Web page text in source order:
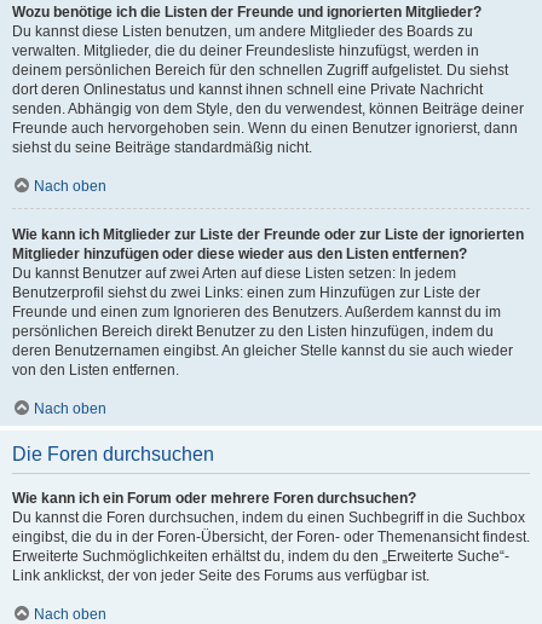
Wozu benötige ich die Listen der Freunde und ignorierten Mitglieder?
Du kannst diese Listen benutzen, um andere Mitglieder des Boards zu
verwalten. Mitglieder, die du deiner Freundesliste hinzufügst, werden in
deinem persönlichen Bereich für den schnellen Zugriff aufgelistet. Du siehst
dort deren Onlinestatus und kannst ihnen schnell eine Private Nachricht
senden. Abhängig von dem Style, den du verwendest, können Beiträge deiner
Freunde auch hervorgehoben sein. Wenn du einen Benutzer ignorierst, dann
siehst du seine Beiträge standardmäßig nicht.
Nach oben
Wie kann ich Mitglieder zur Liste der Freunde oder zur Liste der ignorierten
Mitglieder hinzufügen oder diese wieder aus den Listen entfernen?
Du kannst Benutzer auf zwei Arten auf diese Listen setzen: In jedem
Benutzerprofil siehst du zwei Links: einen zum Hinzufügen zur Liste der
Freunde und einen zum Ignorieren des Benutzers. Außerdem kannst du im
persönlichen Bereich direkt Benutzer zu den Listen hinzufügen, indem du
deren Benutzernamen eingibst. An gleicher Stelle kannst du sie auch wieder
von den Listen entfernen.
Nach oben
Die Foren durchsuchen
Wie kann ich ein Forum oder mehrere Foren durchsuchen?
Du kannst die Foren durchsuchen, indem du einen Suchbegriff in die Suchbox
eingibst, die du in der Foren-Übersicht, der Foren- oder Themenansicht findest.
Erweiterte Suchmöglichkeiten erhältst du, indem du den „Erweiterte Suche“-
Link anklickst, der von jeder Seite des Forums aus verfügbar ist.
Nach oben